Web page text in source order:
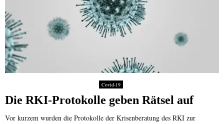
Covid-19
Die RKI-Protokolle geben Rätsel auf
Vor kurzem wurden die Protokolle der Krisenberatung des RKI zur